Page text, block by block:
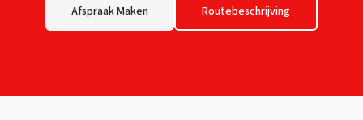
Afspraak Maken Routebeschrijving